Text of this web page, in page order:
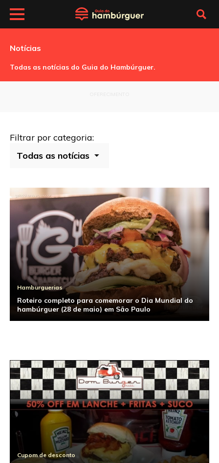
Notícias
Todas as notícias do Guia do Hambúrguer.
Filtrar por categoria:
Hamburguerias
Roteiro completo para comemorar o Dia Mundial do
hambúrguer (28 de maio) em São Paulo
Hamburguerias
Ranking 2011: Os melhores hambúrgueres de São
Cupom de desconto